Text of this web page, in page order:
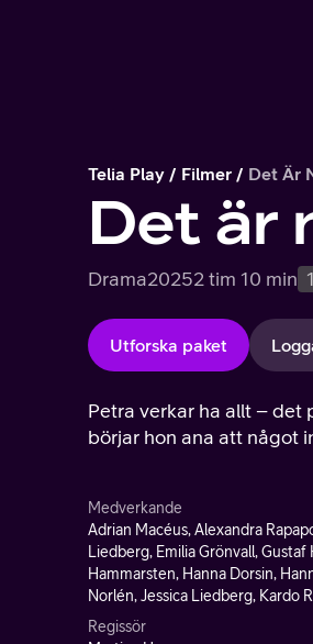
Telia Play Filmer Det Är
Det är
Drama20252 tim 10 min
Utforska paket
Petra verkar ha allt – det
börjar hon ana att något
Medverkande
Adrian Macéus, Alexandra
Liedberg, Emilia Grönvall,
Hammarsten, Hanna Dorsin,
Norlén, Jessica Liedberg, Kardo
Regissör